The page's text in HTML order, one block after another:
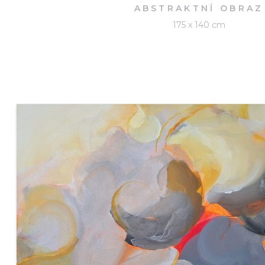
ABSTRAKTNÍ OBRAZ
175 x 140 cm